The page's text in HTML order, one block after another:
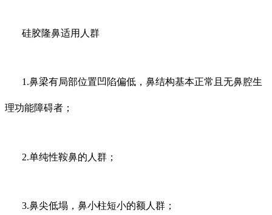
硅胶隆鼻适用人群
1.鼻梁有局部位置凹陷偏低，鼻结构基本正常且无鼻腔生
理功能障碍者；
2.单纯性鞍鼻的人群；
3.鼻尖低塌，鼻小柱短小的额人群；